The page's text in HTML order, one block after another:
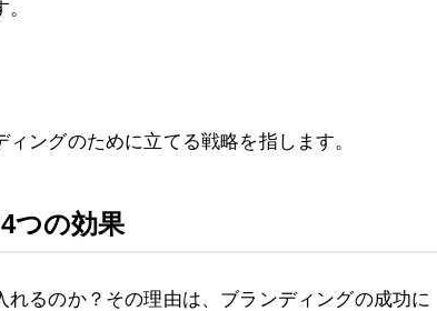
ングのために立てる戦略を指します。
つの効果
るのか？その理由は、ブランディングの成功に